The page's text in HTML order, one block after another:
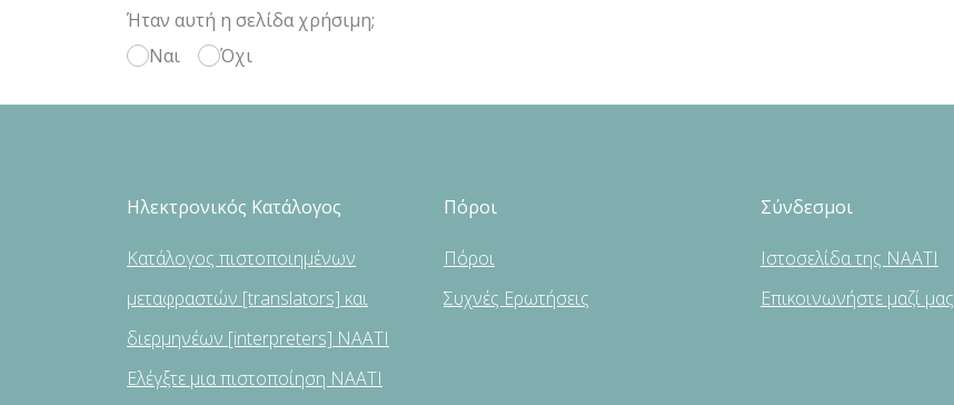
Ήταν αυτή η σελίδα χρήσιμη;
Ναι
Όχι
Ηλεκτρονικός Κατάλογος
Κατάλογος πιστοποιημένων
μεταφραστών [translators] και
διερμηνέων [interpreters] NAATI
Ελέγξτε μια πιστοποίηση NAATI
Πόροι
Πόροι
Συχνές Ερωτήσεις
Σύνδεσμοι
Ιστοσελίδα της NAATI
Επικοινωνήστε μαζί μας